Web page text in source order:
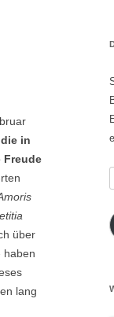
in
Freude
über
haben
lang